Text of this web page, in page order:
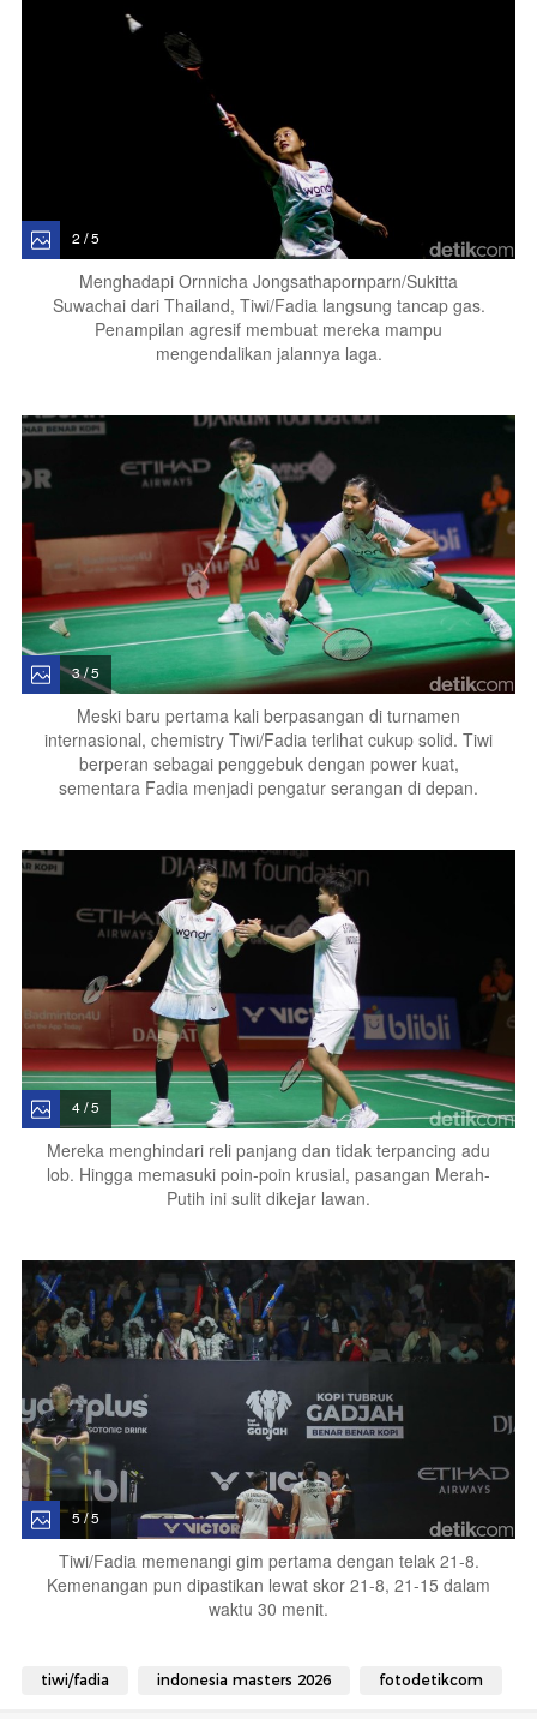
2 / 5
Menghadapi Ornnicha Jongsathapornparn/Sukitta
Suwachai dari Thailand, Tiwi/Fadia langsung tancap gas.
Penampilan agresif membuat mereka mampu
mengendalikan jalannya laga.
3 / 5
Meski baru pertama kali berpasangan di turnamen
internasional, chemistry Tiwi/Fadia terlihat cukup solid. Tiwi
berperan sebagai penggebuk dengan power kuat,
sementara Fadia menjadi pengatur serangan di depan.
4 / 5
Mereka menghindari reli panjang dan tidak terpancing adu
lob. Hingga memasuki poin-poin krusial, pasangan Merah-
Putih ini sulit dikejar lawan.
5 / 5
Tiwi/Fadia memenangi gim pertama dengan telak 21-8.
Kemenangan pun dipastikan lewat skor 21-8, 21-15 dalam
waktu 30 menit.
tiwi/fadia indonesia masters 2026 fotodetikcom